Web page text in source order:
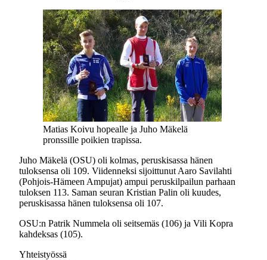
Matias Koivu hopealle ja Juho Mäkelä
pronssille poikien trapissa.
Juho Mäkelä (OSU) oli kolmas, peruskisassa hänen
tuloksensa oli 109. Viidenneksi sijoittunut Aaro Savilahti
(Pohjois-Hämeen Ampujat) ampui peruskilpailun parhaan
tuloksen 113. Saman seuran Kristian Palin oli kuudes,
peruskisassa hänen tuloksensa oli 107.
OSU:n Patrik Nummela oli seitsemäs (106) ja Vili Kopra
kahdeksas (105).
Yhteistyössä